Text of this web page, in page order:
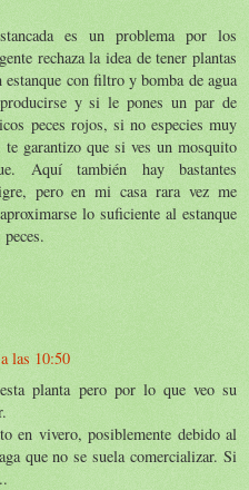
es un problema por los
rechaza la idea de tener plantas
con filtro y bomba de agua
y si le pones un par de
peces rojos, si no especies muy
te garantizo que si ves un mosquito
Aquí también hay bastantes
pero en mi casa rara vez me
lo suficiente al estanque
las 10:50
planta pero por lo que veo su
en vivero, posiblemente debido al
que no se suela comercializar. Si